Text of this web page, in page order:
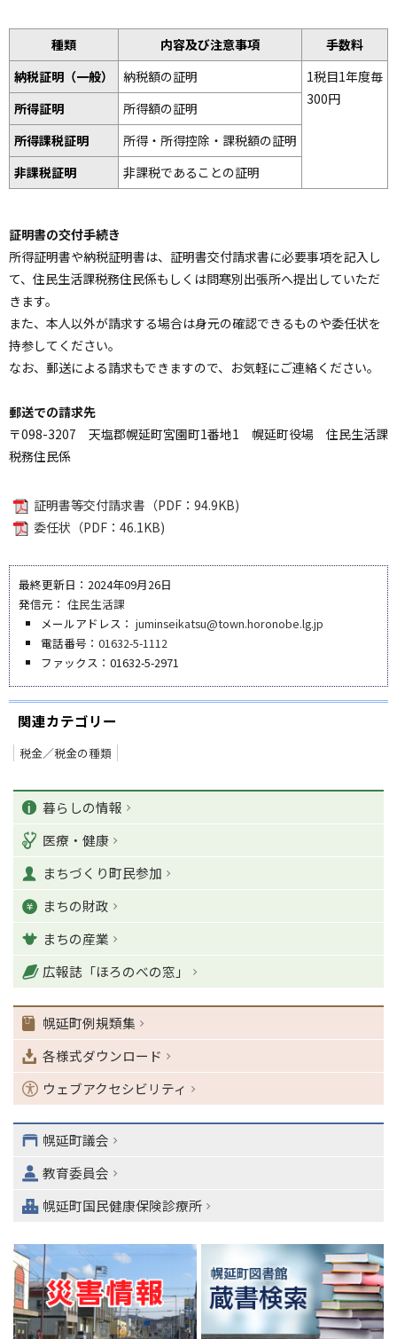
種類 内容及び注意事項
手数料
納税証明（一般）
納税額の証明
1税目1年度毎
300円
所得証明
所得額の証明
所得課税証明
所得・所得控除・課税額の証明
非課税証明
非課税であることの証明
証明書の交付手続き
所得証明書や納税証明書は、証明書交付請求書に必要事項を記入し
て、住民生活課税務住民係もしくは問寒別出張所へ提出していただ
きます。
また、本人以外が請求する場合は身元の確認できるものや委任状を
持参してください。
なお、郵送による請求もできますので、お気軽にご連絡ください。
郵送での請求先
〒098-3207 天塩郡幌延町宮園町1番地1 幌延町役場 住民生活課
税務住民係
証明書等交付請求書（PDF：94.9KB)
委任状（PDF：46.1KB)
最終更新日：2024年09月26日
発信元： 住民生活課
メールアドレス：juminseikatsu@town.horonobe.lg.jp
電話番号：01632-5-1112
ファックス：01632-5-2971
関連カテゴリー
税金／税金の種類
カ
テ
ゴ
リ
ー
暮らしの情報
医療・健康
まちづくり町民参加
まちの財政
まちの産業
広報誌「ほろのべの窓」
幌延町例規類集
各様式ダウンロード
ウェブアクセシビリティ
幌延町議会
教育委員会
幌延町国民健康保険診療所